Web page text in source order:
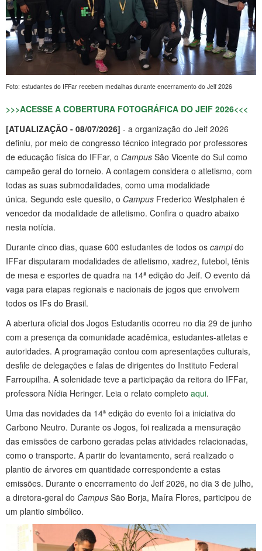
Foto: estudantes do IFFar recebem medalhas durante encerramento do Jeif 2026
>>>ACESSE A COBERTURA FOTOGRÁFICA DO JEIF 2026<<<
[ATUALIZAÇÃO - 08/07/2026] - a organização do Jeif 2026
definiu, por meio de congresso técnico integrado por professores
de educação física do IFFar, o Campus São Vicente do Sul como
campeão geral do torneio. A contagem considera o atletismo, com
todas as suas submodalidades, como uma modalidade
única. Segundo este quesito, o Campus Frederico Westphalen é
vencedor da modalidade de atletismo. Confira o quadro abaixo
nesta notícia.
Durante cinco dias, quase 600 estudantes de todos os campido
IFFar disputaram modalidades de atletismo, xadrez, futebol, tênis
de mesa e esportes de quadra na 14ª edição do Jeif. O evento dá
vaga para etapas regionais e nacionais de jogos que envolvem
todos os IFs do Brasil.
A abertura oficial dos Jogos Estudantis ocorreu no dia 29 de junho
com a presença da comunidade acadêmica, estudantes-atletas e
autoridades. A programação contou com apresentações culturais,
desfile de delegações e falas de dirigentes do Instituto Federal
Farroupilha. A solenidade teve a participação da reitora do IFFar,
professora Nídia Heringer. Leia o relato completo aqui.
Uma das novidades da 14ª edição do evento foi a iniciativa do
Carbono Neutro. Durante os Jogos, foi realizada a mensuração
das emissões de carbono geradas pelas atividades relacionadas,
como o transporte. A partir do levantamento, será realizado o
plantio de árvores em quantidade correspondente a estas
emissões. Durante o encerramento do Jeif 2026, no dia 3 de julho,
a diretora-geral do Campus São Borja, Maíra Flores, participou de
um plantio simbólico.